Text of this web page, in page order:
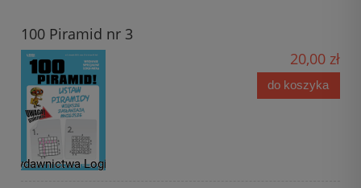
100 Piramid nr 3
20,00 zł
do koszyka